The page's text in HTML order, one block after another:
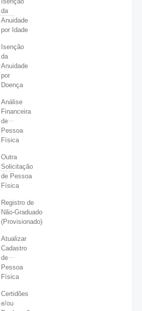
da
Anuidade
por Idade
Isenção
da
Anuidade
por
Doença
Análise
Financeira
de
Pessoa
Física
Outra
Solicitação
de Pessoa
Física
Registro de
Não-Graduado
(Provisionado)
Atualizar
Cadastro
de
Pessoa
Física
Certidões
e/ou